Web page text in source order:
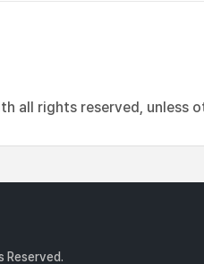
all rights reserved, unless
Reserved.